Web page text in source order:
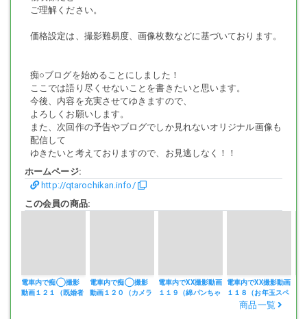
ポジ取り勝てるかな～とちょっと自信なかったんですけど、もういく
しかないと決意を固め一斉に乗車！
くお～！
リーマンと一緒に後ろ側をゲットしたんですけど、このリーマンが今
回のえげつない主役です(笑)
ご理解ください。
価格設定は、撮影難易度、画像枚数などに基づいております。
痴○ブログを始めることにしました！
ここでは語り尽くせないことを書きたいと思います。
今後、内容を充実させてゆきますので、
よろしくお願いします。
また、次回作の予告やブログでしか見れないオリジナル画像も
配信して
ゆきたいと考えておりますので、お見逃しなく！！
ホームページ:
http://qtarochikan.info/
この会員の商品:
電車内で痴◯撮影
動画１２１（既婚者
電車内で痴◯撮影
動画１２０（カメラ
電車内でXX撮影動画
１１９（綿パンちゃ
電車内でXX撮影動画
１１８（お年玉スペ
シャル！衝撃の囲み
商品一覧